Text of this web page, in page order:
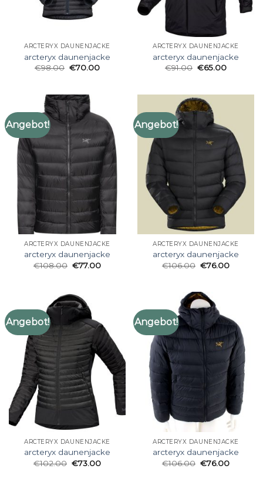
ARCTERYX DAUNENJACKE
arcteryx daunenjacke
€98.00 €70.00
ARCTERYX DAUNENJACKE
arcteryx daunenjacke
€91.00 €65.00
Angebot!
ARCTERYX DAUNENJACKE
arcteryx daunenjacke
€108.00 €77.00
Angebot!
ARCTERYX DAUNENJACKE
arcteryx daunenjacke
€106.00 €76.00
Angebot!
ARCTERYX DAUNENJACKE
arcteryx daunenjacke
€102.00 €73.00
Angebot!
ARCTERYX DAUNENJACKE
arcteryx daunenjacke
€106.00 €76.00